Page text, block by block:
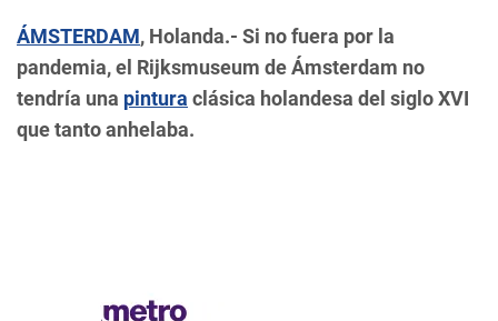
ÁMSTERDAM, Holanda.- Si no fuera por la
pandemia, el Rijksmuseum de Ámsterdam no
tendría una pintura clásica holandesa del siglo XVI
que tanto anhelaba.